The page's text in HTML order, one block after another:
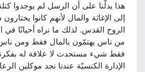
هذا يدلّنا على أن الرسل لم يوجدوا
إلى الإغاثة والمال لأنهم كانوا يختارون
الروح القدس. لذلك ما نراه أحيانًا في
من ناس يهتمّون بالمال فقط ومن ناس
فقط شيء مستحدث لا علاقة له بفكرنا
الإدارة الكنسيّة عندنا نجد موكلين